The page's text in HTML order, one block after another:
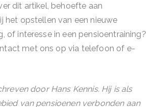
dit artikel, behoefte aan
het opstellen van een nieuwe
of interesse in een pensioentraining?
met ons op via telefoon of e-
door Hans Kennis. Hij is als
van pensioenen verbonden aan